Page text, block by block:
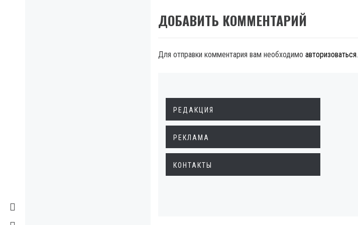
ДОБАВИТЬ КОММЕНТАРИЙ
Для отправки комментария вам необходимо авторизоваться.
РЕДАКЦИЯ
РЕКЛАМА
КОНТАКТЫ